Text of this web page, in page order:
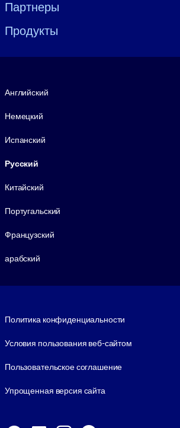
Партнеры
Продукты
Английский
Немецкий
Испанский
Русский
Китайский
Португальский
Французский
арабский
Политика конфиденциальности
Условия пользования веб-сайтом
Пользовательское соглашение
Упрощенная версия сайта